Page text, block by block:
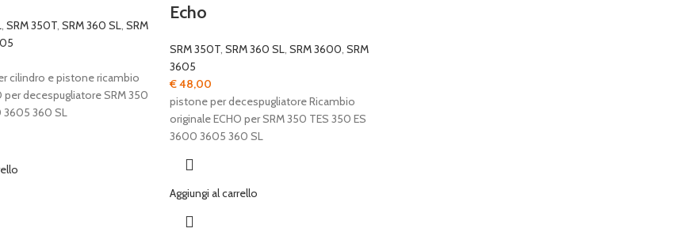
, SRM 350T, SRM 360 SL, SRM
cilindro e pistone ricambio
per decespugliatore SRM 350
3605 360 SL
Echo
SRM 350T, SRM 360 SL, SRM 3600, SRM
3605
€48,00
pistone per decespugliatore Ricambio
originale ECHO per SRM 350 TES 350 ES
3600 3605 360 SL
Aggiungi al carrello